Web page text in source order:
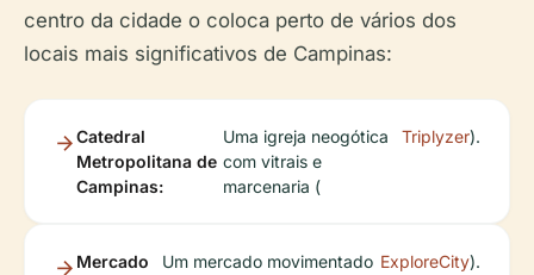
centro da cidade o coloca perto de vários dos
locais mais significativos de Campinas:
Catedral
Metropolitana de
Campinas:
Uma igreja neogótica
com vitrais e
marcenaria (
Triplyzer).
Mercado
Um mercado movimentado ExploreCity).